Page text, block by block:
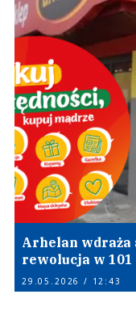
Arhelan wdraża
rewolucja w
29.05.2026 / 12:43